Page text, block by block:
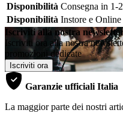
Disponibilità Consegna in 1-
Disponibilità Instore e Online
Iscriviti alla nostra
Iscriviti ora alla nostra
promozioni dedicate
Iscriviti ora
Garanzie ufficiali Italia
La maggior parte dei nostri